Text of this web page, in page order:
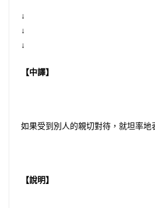
↓
↓
↓
【中譯】
如果受到別人的親切對待，就坦率地
【說明】